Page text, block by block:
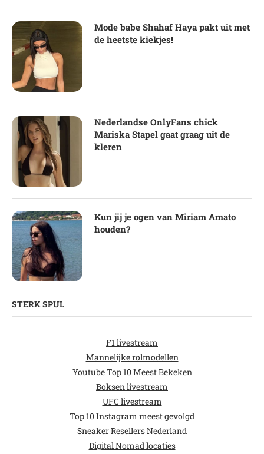
Mode babe Shahaf Haya pakt uit met
de heetste kiekjes!
Nederlandse OnlyFans chick
Mariska Stapel gaat graag uit de
kleren
Kun jij je ogen van Miriam Amato
houden?
STERK SPUL
F1 livestream
Mannelijke rolmodellen
Youtube Top 10 Meest Bekeken
Boksen livestream
UFC livestream
Top 10 Instagram meest gevolgd
Sneaker Resellers Nederland
Digital Nomad locaties